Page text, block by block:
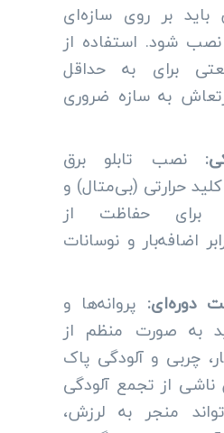
باید بر روی سازه‌ای
شود. استفاده از
برای به حداقل
به سازه ضروری
نصب تابلو برق
حرارتی (بی‌متال) و
برای حفاظت از
اضافه‌بار و نوسانات
دوره‌ای: پروانه‌ها و
به صورت منظم از
چربی و آلودگی پاک
ناشی از تجمع آلودگی
منجر به لرزش،